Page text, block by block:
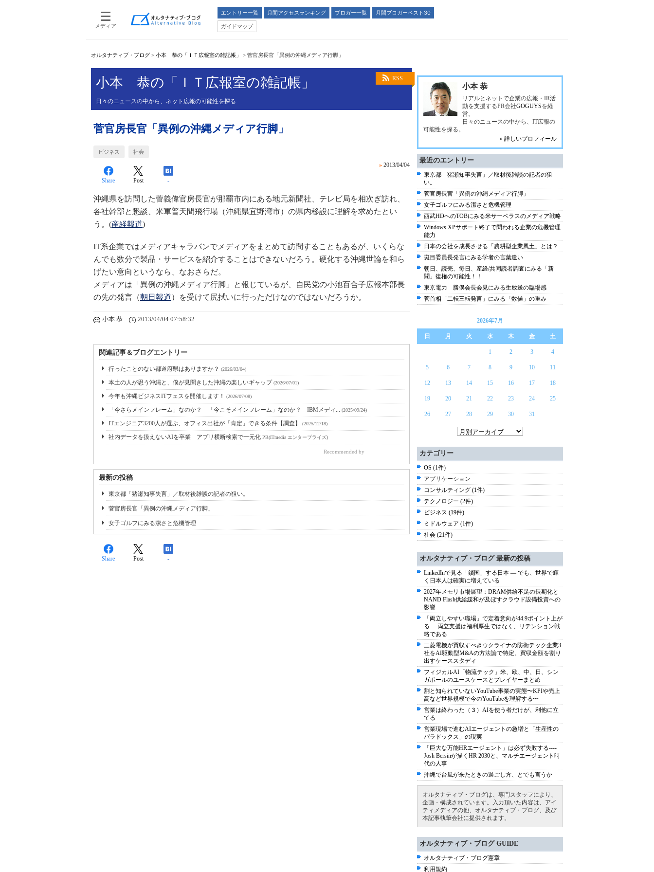
メディア
エントリー一覧 月間アクセスランキング ブロガー一覧
月間ブロガーベスト30
ガイドマップ
オルタナティブ・ブログ > 小本 恭の「ＩＴ広報室の雑記帳」 > 菅官房長官「異例の沖縄メディア行脚」
RSS
小本 恭の「ＩＴ広報室の雑記帳」
日々のニュースの中から、ネット広報の可能性を探る
菅官房長官「異例の沖縄メディア行脚」
ビジネス 社会
» 2013/04/04
Share Post -
沖縄県を訪問した菅義偉官房長官が那覇市内にある地元新聞社、テレビ局を相次ぎ訪れ、
各社幹部と懇談、米軍普天間飛行場（沖縄県宜野湾市）の県内移設に理解を求めたとい
う。(産経報道)
IT系企業ではメディアキャラバンでメディアをまとめて訪問することもあるが、いくらな
んでも数分で製品・サービスを紹介することはできないだろう。硬化する沖縄世論を和ら
げたい意向というなら、なおさらだ。
メディアは「異例の沖縄メディア行脚」と報じているが、自民党の小池百合子広報本部長
の先の発言（朝日報道）を受けて尻拭いに行っただけなのではないだろうか。
小本 恭 2013/04/04 07:58:32
関連記事＆ブログエントリー
行ったことのない都道府県はありますか？ (2026/03/04)
本土の人が思う沖縄と、僕が見聞きした沖縄の楽しいギャップ(2026/07/01)
今年も沖縄ビジネスITフェスを開催します！ (2026/07/08)
「今さらメインフレーム」なのか？ 「今こそメインフレーム」なのか？ IBMメディ... (2025/09/24)
ITエンジニア3200人が選ぶ、オフィス出社が「肯定」できる条件【調査】 (2025/12/18)
社内データを扱えないAIを卒業 アプリ横断検索で一元化 PR(ITmedia エンタープライズ)
Recommended by
最新の投稿
東京都「猪瀬知事失言」／取材後雑談の記者の狙い。
菅官房長官「異例の沖縄メディア行脚」
女子ゴルフにみる潔さと危機管理
Share Post -
小本 恭
リアルとネットで企業の広報・IR活
動を支援するPR会社GOGUYSを経
営。
日々のニュースの中から、IT広報の
可能性を探る。
» 詳しいプロフィール
最近のエントリー
東京都「猪瀬知事失言」／取材後雑談の記者の狙
い。
菅官房長官「異例の沖縄メディア行脚」
女子ゴルフにみる潔さと危機管理
西武HDへのTOBにみる米サーベラスのメディア戦略
Windows XPサポート終了で問われる企業の危機管理
能力
日本の会社を成長させる「農耕型企業風土」とは？
斑目委員長発言にみる学者の言葉遣い
朝日、読売、毎日、産経/共同読者調査にみる「新
聞」復権の可能性！！
東京電力 勝俣会長会見にみる生放送の臨場感
菅首相「二転三転発言」にみる「数値」の重み
2026年7月
日 月 火 水 木 金 土
1 2 3 4
5 6 7 8 9 10 11
12 13 14 15 16 17 18
19 20 21 22 23 24 25
26 27 28 29 30 31
カテゴリー
OS (1件)
アプリケーション
コンサルティング (1件)
テクノロジー (2件)
ビジネス (19件)
ミドルウェア (1件)
社会 (21件)
オルタナティブ・ブログ 最新の投稿
LinkedInで見る「鎖国」する日本 ― でも、世界で輝
く日本人は確実に増えている
2027年メモリ市場展望：DRAM供給不足の長期化と
NAND Flash供給緩和が及ぼすクラウド設備投資への
影響
「両立しやすい職場」で定着意向が44.9ポイント上が
る----両立支援は福利厚生ではなく、リテンション戦
略である
三菱電機が買収すべきウクライナの防衛テック企業3
社をAI駆動型M&Aの方法論で特定、買収金額を割り
出すケーススタディ
フィジカルAI「物流テック」米、欧、中、日、シン
ガポールのユースケースとプレイヤーまとめ
割と知られていないYouTube事業の実態〜KPIや売上
高など世界規模で今のYouTubeを理解する〜
営業は終わった（３）AIを使う者だけが、利他に立
てる
営業現場で進むAIエージェントの急増と「生産性の
パラドックス」の現実
「巨大な万能HRエージェント」は必ず失敗する----
Josh Bersinが描くHR 2030と、マルチエージェント時
代の人事
沖縄で台風が来たときの過ごし方、とでも言うか
オルタナティブ・ブログは、専門スタッフにより、
企画・構成されています。入力頂いた内容は、アイ
ティメディアの他、オルタナティブ・ブログ、及び
本記事執筆会社に提供されます。
オルタナティブ・ブログ GUIDE
オルタナティブ・ブログ憲章
利用規約